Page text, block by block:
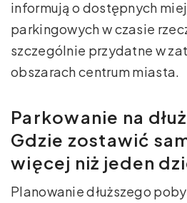
informują o dostępnych
parkingowych w czasie
szczególnie przydatne w
obszarach centrum miasta.
Parkowanie na
Gdzie zostawić
więcej niż jeden
Planowanie dłuższego